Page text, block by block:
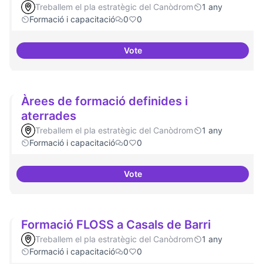
Treballem el pla estratègic del Canòdrom
1 any
Formació i capacitació
0 0
VoteConsolidar oferta antena
Àrees de formació definides i
aterrades
Treballem el pla estratègic del Canòdrom
1 any
Formació i capacitació
0 0
VoteÀrees de formació definides i
Formació FLOSS a Casals de Barri
Treballem el pla estratègic del Canòdrom
1 any
Formació i capacitació
0 0